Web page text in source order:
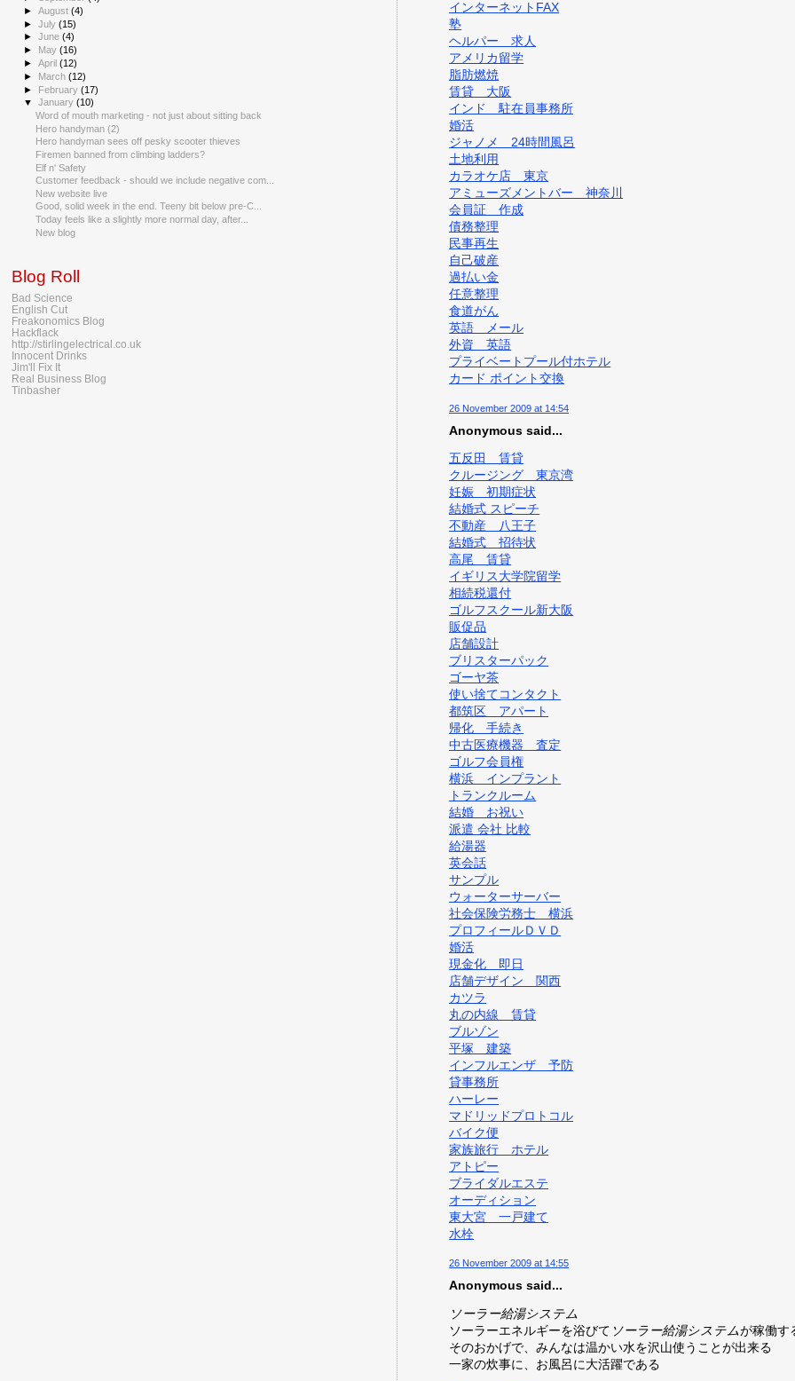
インターネットFAX
塾
ヘルパー 求人
アメリカ留学
脂肪燃焼
賃貸 大阪
インド 駐在員事務所
婚活
ジャノメ 24時間風呂
土地利用
カラオケ店 東京
アミューズメントバー 神奈川
会員証 作成
債務整理
民事再生
自己破産
過払い金
任意整理
食道がん
英語 メール
外資 英語
プライベートプール付ホテル
カード ポイント交換
26 November 2009 at 14:54
Anonymous said...
五反田 賃貸
クルージング 東京湾
妊娠 初期症状
結婚式 スピーチ
不動産 八王子
結婚式 招待状
高尾 賃貸
イギリス大学院留学
相続税還付
ゴルフスクール新大阪
販促品
店舗設計
ブリスターパック
ゴーヤ茶
使い捨てコンタクト
都筑区 アパート
帰化 手続き
中古医療機器 査定
ゴルフ会員権
横浜 インプラント
トランクルーム
結婚 お祝い
派遣 会社 比較
給湯器
英会話
サンプル
ウォーターサーバー
社会保険労務士 横浜
プロフィールＤＶＤ
婚活
現金化 即日
店舗デザイン 関西
カツラ
丸の内線 賃貸
ブルゾン
平塚 建築
インフルエンザ 予防
貸事務所
ハーレー
マドリッドプロトコル
バイク便
家族旅行 ホテル
アトピー
ブライダルエステ
オーディション
東大宮 一戸建て
水栓
26 November 2009 at 14:55
Anonymous said...
ソーラー給湯システム
ソーラーエネルギーを浴びて ソーラー給湯システムが稼働す
そのおかげで、みんなは温かい水を沢山使うことが出来る
一家の炊事に、お風呂に大活躍である
►August(4)
►July(15)
►June(4)
► May(16)
►April(12)
► March(12)
► February(17)
▼January(10)
Word of mouth marketing - not just about sitting back
Hero handyman (2)
Hero handyman sees off pesky scooter thieves
Firemen banned from climbing ladders?
Elf n' Safety
Customer feedback - should we include negative com...
New website live
Good, solid week in the end. Teeny bit below pre-C...
Today feels like a slightly more normal day, after...
New blog
Blog Roll
Bad Science
English Cut
Freakonomics Blog
Hackflack
http://stirlingelectrical.co.uk
Innocent Drinks
Jim'll Fix It
Real Business Blog
Tinbasher